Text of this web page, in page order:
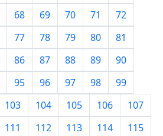
68 69 70 71
72
77 78 79 80
81
86 87 88 89
90
95 96 97 98
99
103 104 105 106
107
111 112 113 114
115